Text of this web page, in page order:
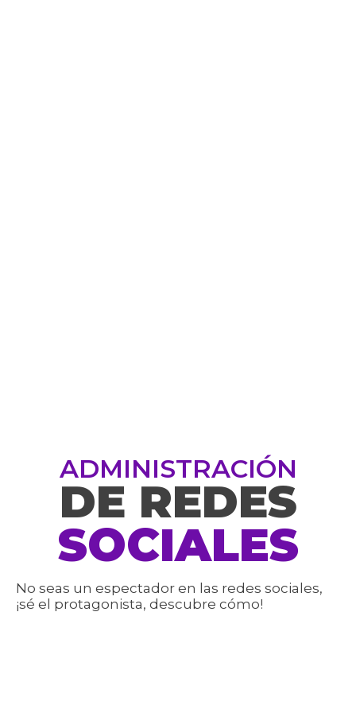
ADMINISTRACIÓN
DE REDES
SOCIALES
No seas un espectador en las redes sociales,
¡sé el protagonista, descubre cómo!